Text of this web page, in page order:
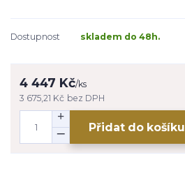
Dostupnost skladem do 48h.
4 447 Kč/ks
3 675,21 Kč bez DPH
Přidat do košíku